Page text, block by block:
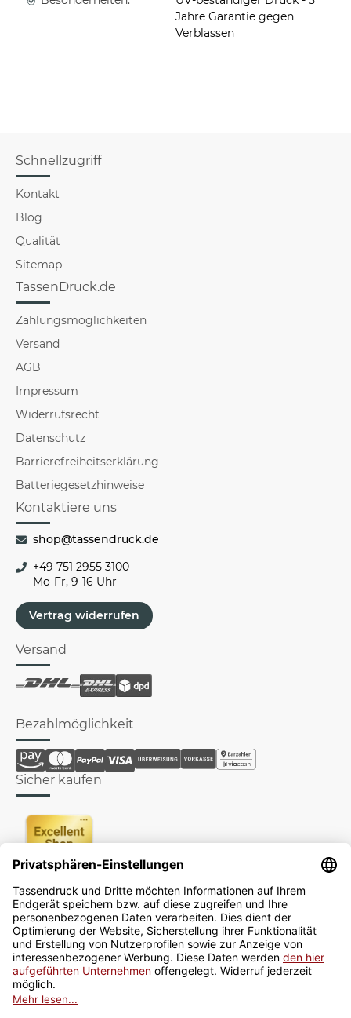
Jahre Garantie gegen
Verblassen
Schnellzugriff
Kontakt
Blog
Qualität
Sitemap
TassenDruck.de
Zahlungsmöglichkeiten
Versand
AGB
Impressum
Widerrufsrecht
Datenschutz
Barrierefreiheitserklärung
Batteriegesetzhinweise
Kontaktiere uns
shop@tassendruck.de
+49 751 2955 3100
Mo-Fr, 9-16 Uhr
Vertrag widerrufen
Versand
Bezahlmöglichkeit
Sicher kaufen
Newsletter